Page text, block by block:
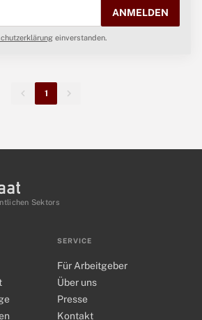
ANMELDEN
einverstanden.
1
Sektors
SERVICE
Für Arbeitgeber
Über uns
Presse
Kontakt